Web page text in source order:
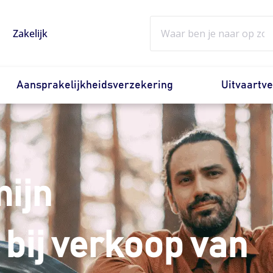
Zakelijk
Aansprakelijkheidsverzekering
verkoop van